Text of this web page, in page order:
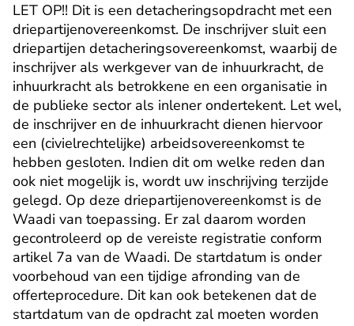
LET OP!! Dit is een detacheringsopdracht met een
driepartijenovereenkomst. De inschrijver sluit een
driepartijen detacheringsovereenkomst, waarbij de
inschrijver als werkgever van de inhuurkracht, de
inhuurkracht als betrokkene en een organisatie in
de publieke sector als inlener ondertekent. Let wel,
de inschrijver en de inhuurkracht dienen hiervoor
een (civielrechtelijke) arbeidsovereenkomst te
hebben gesloten. Indien dit om welke reden dan
ook niet mogelijk is, wordt uw inschrijving terzijde
gelegd. Op deze driepartijenovereenkomst is de
Waadi van toepassing. Er zal daarom worden
gecontroleerd op de vereiste registratie conform
artikel 7a van de Waadi. De startdatum is onder
voorbehoud van een tijdige afronding van de
offerteprocedure. Dit kan ook betekenen dat de
startdatum van de opdracht zal moeten worden